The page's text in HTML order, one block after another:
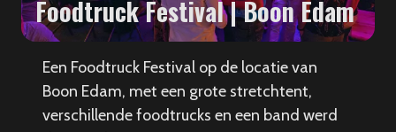
Foodtruck Festival | Boon Edam
Een Foodtruck Festival op de locatie van
Boon Edam, met een grote stretchtent,
verschillende foodtrucks en een band werd